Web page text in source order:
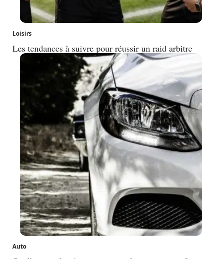
Loisirs
Les tendances à suivre pour réussir un raid arbitre
Auto